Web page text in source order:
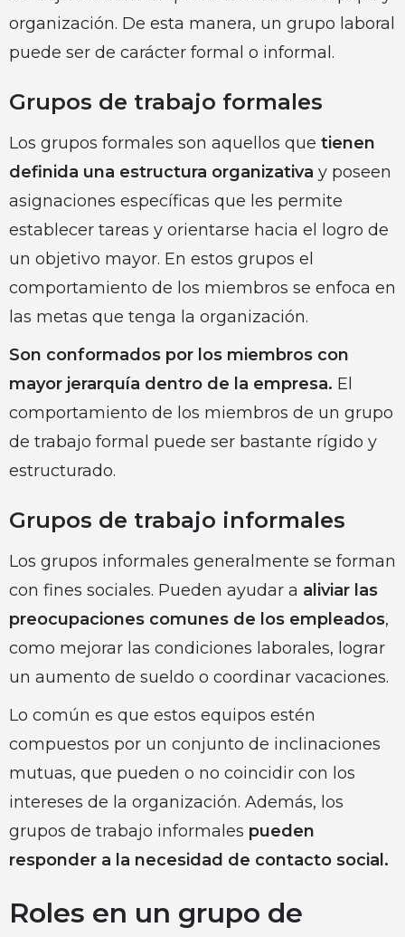
organización. De esta manera, un grupo laboral
puede ser de carácter formal o informal.
Grupos de trabajo formales
Los grupos formales son aquellos que tienen
definida una estructura organizativa y poseen
asignaciones específicas que les permite
establecer tareas y orientarse hacia el logro de
un objetivo mayor. En estos grupos el
comportamiento de los miembros se enfoca en
las metas que tenga la organización.
Son conformados por los miembros con
mayor jerarquía dentro de la empresa. El
comportamiento de los miembros de un grupo
de trabajo formal puede ser bastante rígido y
estructurado.
Grupos de trabajo informales
Los grupos informales generalmente se forman
con fines sociales. Pueden ayudar a aliviar las
preocupaciones comunes de los empleados,
como mejorar las condiciones laborales, lograr
un aumento de sueldo o coordinar vacaciones.
Lo común es que estos equipos estén
compuestos por un conjunto de inclinaciones
mutuas, que pueden o no coincidir con los
intereses de la organización. Además, los
grupos de trabajo informales pueden
responder a la necesidad de contacto social.
Roles en un grupo de